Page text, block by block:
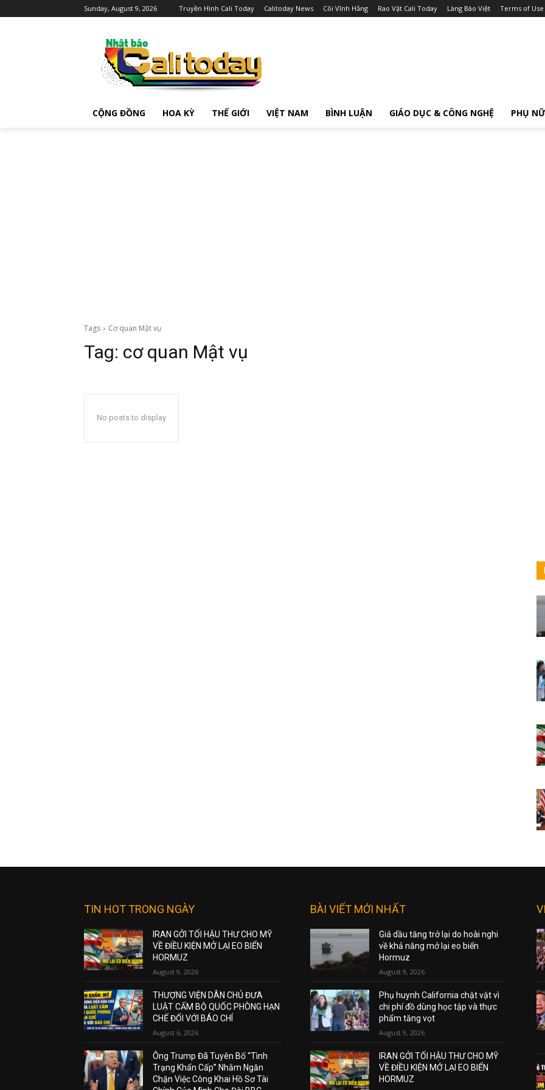
Sunday, August 9, 2026 Truyền Hình Cali Today Calitoday News Cõi Vĩnh Hằng Rao Vặt Cali Today Làng Báo Việt Terms of Use
CỘNG ĐỒNG HOA KỲ THẾ GIỚI VIỆT NAM BÌNH LUẬN GIÁO DỤC & CÔNG NGHỆ PHỤ NỮ
Tags Cơ quan Mật vụ
Tag: cơ quan Mật vụ
No posts to display
TIN HOT TRONG NGÀY
IRAN GỞI TỐI HẬU THƯ CHO MỸ
VỀ ĐIỀU KIỆN MỞ LẠI EO BIỂN
HORMUZ
August 9, 2026
THƯỢNG VIỆN DÂN CHỦ ĐƯA
LUẬT CẤM BỘ QUỐC PHÒNG HẠN
CHẾ ĐỐI VỚI BÁO CHÍ
August 6, 2026
Ông Trump Đã Tuyên Bố “Tình
Trạng Khẩn Cấp” Nhằm Ngăn
Chặn Việc Công Khai Hồ Sơ Tài
BÀI VIẾT MỚI NHẤT
Giá dầu tăng trở lại do hoài nghi
về khả năng mở lại eo biển
Hormuz
August 9, 2026
Phụ huynh California chật vật vì
chi phí đồ dùng học tập và thực
phẩm tăng vọt
August 9, 2026
IRAN GỞI TỐI HẬU THƯ CHO MỸ
VỀ ĐIỀU KIỆN MỞ LẠI EO BIỂN
HORMUZ